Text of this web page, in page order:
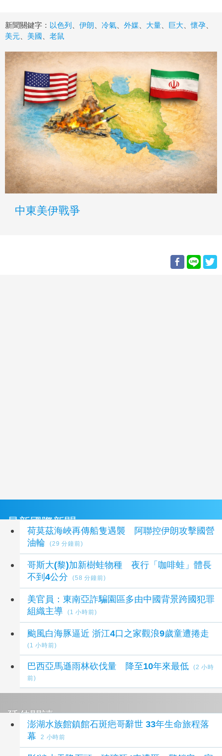
新聞關鍵字： 以色列 伊朗 冷氣 外媒 大量 巨大 、懷孕
美元
美國 老鼠
中東美伊戰爭
最新國際新聞
荷莫茲海峽再傳船隻遇襲 阿聯控伊朗攻擊國營
油輪
(29 分鐘前)
哥斯大(黎)加新樹蛙物種 夜行「咖啡蛙」體長
不到4公分
(58 分鐘前)
美官員：東南亞詐騙園區多由中國背景跨國犯罪
組織主導
(1 小時前)
颱風白海豚逼近 浙江4口之家觀浪9歲童遭捲走
(1 小時前)
巴西亞馬遜雨林砍伐量 降至10年來最低
(2 小時
前)
延伸閱讀
澎湖水族館鎮館石斑疤哥辭世 33年生命旅程落
幕
2 小時前